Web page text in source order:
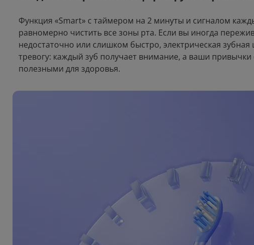
Функция «Smart» с таймером на 2 минуты и сигналом
равномерно чистить все зоны рта. Если вы иногда
недостаточно или слишком быстро, электрическая зубная
тревогу: каждый зуб получает внимание, а ваши
полезными для здоровья.